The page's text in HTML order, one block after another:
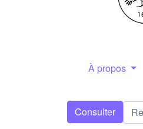
À propos
Consulter